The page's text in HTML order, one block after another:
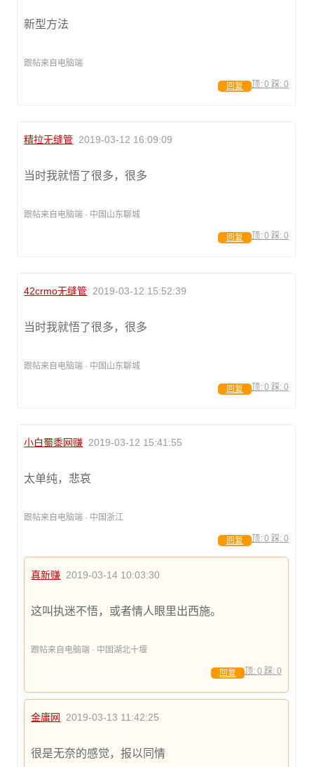
新型方法
跟帖来自电脑端
顶: 0 踩: 0
回复
精拉无缝管 2019-03-12 16:09:09
当时我就悟了很多，很多
跟帖来自电脑端 · 中国山东聊城
顶: 0 踩: 0
回复
42crmo无缝管 2019-03-12 15:52:39
当时我就悟了很多，很多
跟帖来自电脑端 · 中国山东聊城
顶: 0 踩: 0
回复
小白蜀黍网赚 2019-03-12 15:41:55
太单纯，悲哀
跟帖来自电脑端 · 中国浙江
顶: 0 踩: 0
回复
真新赚 2019-03-14 10:03:30
这叫执迷不悟，或者情人眼里出西施。
跟帖来自电脑端 · 中国湖北十堰
顶: 0 踩: 0
回复
金庸网 2019-03-13 11:42:25
很是无奈的感觉，报以同情